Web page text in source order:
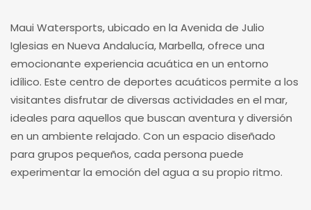
Maui Watersports, ubicado en la Avenida de Julio
Iglesias en Nueva Andalucía, Marbella, ofrece una
emocionante experiencia acuática en un entorno
idílico. Este centro de deportes acuáticos permite a los
visitantes disfrutar de diversas actividades en el mar,
ideales para aquellos que buscan aventura y diversión
en un ambiente relajado. Con un espacio diseñado
para grupos pequeños, cada persona puede
experimentar la emoción del agua a su propio ritmo.